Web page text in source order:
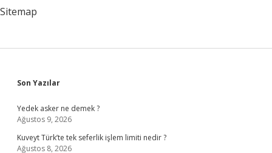
Sitemap
Sidebar
Son Yazılar
Yedek asker ne demek ?
Ağustos 9, 2026
Kuveyt Türk’te tek seferlik işlem limiti nedir ?
Ağustos 8, 2026